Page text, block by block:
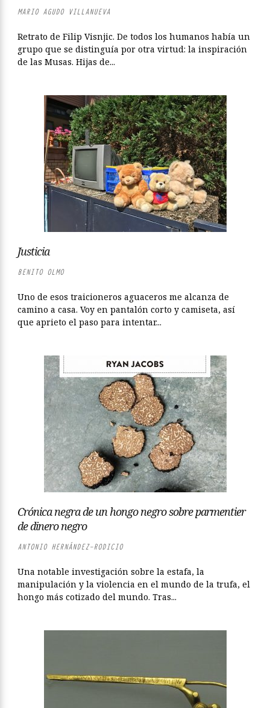
MARIO AGUDO VILLANUEVA
Retrato de Filip Visnjic. De todos los humanos había un
grupo que se distinguía por otra virtud: la inspiración
de las Musas. Hijas de...
Justicia
BENITO OLMO
Uno de esos traicioneros aguaceros me alcanza de
camino a casa. Voy en pantalón corto y camiseta, así
que aprieto el paso para intentar...
Crónica negra de un hongo negro sobre parmentier
de dinero negro
ANTONIO HERNÁNDEZ-RODICIO
Una notable investigación sobre la estafa, la
manipulación y la violencia en el mundo de la trufa, el
hongo más cotizado del mundo. Tras...